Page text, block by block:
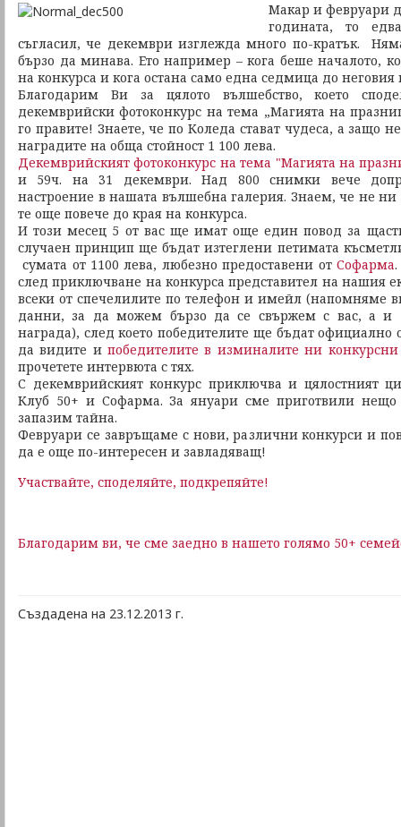
Макар и февруари
годината, то
съгласил, че декември изглежда много по-кратък.
бързо да минава. Ето например – кога беше началото,
на конкурса и кога остана само една седмица до неговия
Благодарим Ви за цялото вълшебство, което
декемврийски фотоконкурс на тема „Магията на
го правите! Знаете, че по Коледа стават чудеса, а защо
наградите на обща стойност 1 100 лева.
Декемврийският фотоконкурс на тема "Магията на
и 59ч. на 31 декември. Над 800 снимки вече
настроение в нашата вълшебна галерия. Знаем, че не ни
те още повече до края на конкурса.
И този месец 5 от вас ще имат още един повод за
случаен принцип ще бъдат изтеглени петимата
сумата от 1100 лева, любезно предоставени от Софарма
след приключване на конкурса представител на нашия
всеки от спечелилите по телефон и имейл (напомняме
данни, за да можем бързо да се свържем с вас, а и
награда), след което победителите ще бъдат официално
да видите ипобедителите в изминалите ни
прочетете интервюта с тях.
С декемврийският конкурс приключва и цялостният
Клуб 50+ и Софарма. За януари сме приготвили нещо
запазим тайна.
Февруари се завръщаме с нови, различни конкурси и
да е още по-интересен и завладяващ!
Участвайте, споделяйте, подкрепяйте!
Благодарим ви, че сме заедно в нашето голямо 50+
Създадена на 23.12.2013 г.